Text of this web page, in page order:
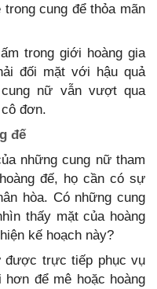
cung để thỏa mãn
trong giới hoàng gia
đối mặt với hậu quả
nữ vẫn vượt qua
đơn.
đế
những cung nữ tham
đế, họ cần có sự
hòa. Có những cung
thấy mặt của hoàng
kế hoạch này?
được trực tiếp phục vụ
để mê hoặc hoàng